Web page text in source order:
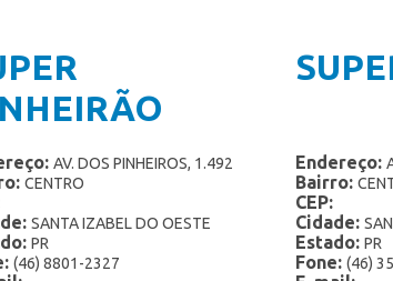
1,5 Litro
2 Litros
3 Litros
Grego
AV. DOS PINHEIROS, 1.492
CENTRO
SANTA IZABEL DO OESTE
PR
(46) 8801-2327
Endereço:
Bairro:
CEP:
Cidade:
Estado: PR
Fone: (46)